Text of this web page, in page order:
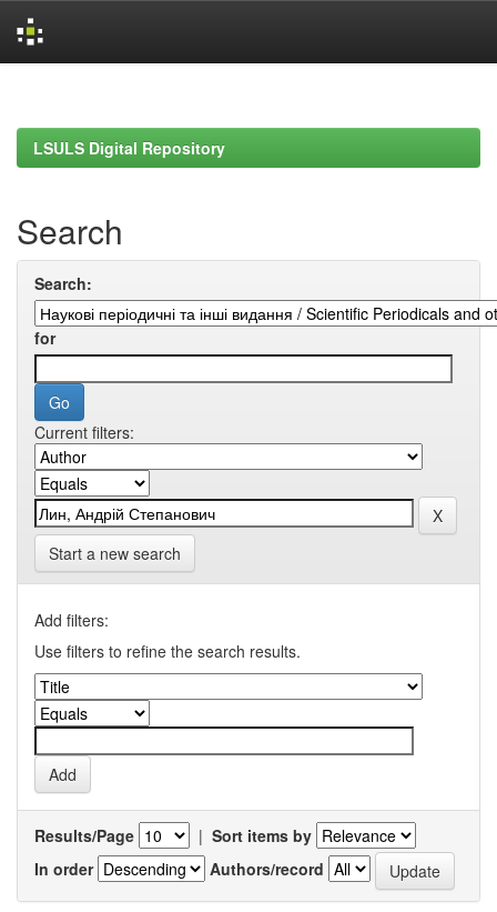
LSULS Digital Repository
Search
Search:
for
Current filters:
Start a new search
Add filters:
Use filters to refine the search results.
Results/Page | Sort items by
In order
Authors/record